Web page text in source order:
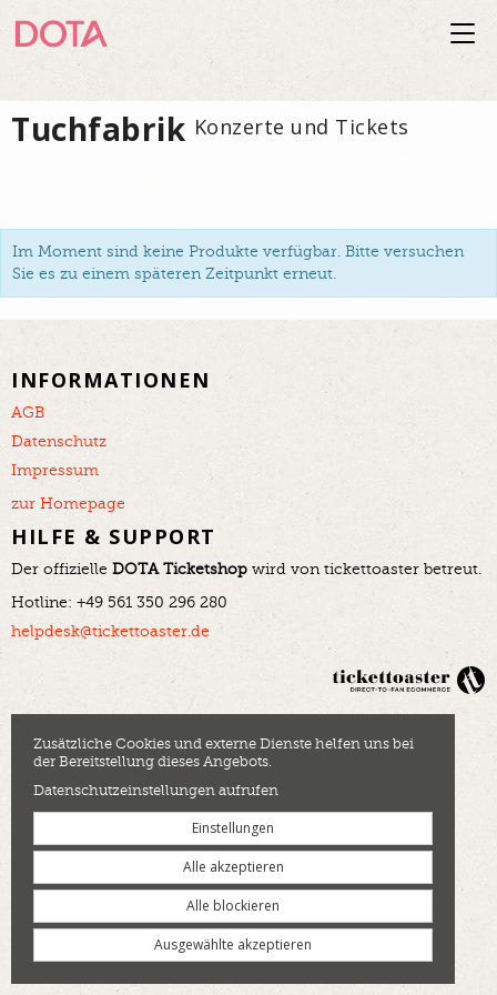
Tuchfabrik Konzerte und Tickets
Im Moment sind keine Produkte verfügbar. Bitte versuchen
Sie es zu einem späteren Zeitpunkt erneut.
INFORMATIONEN
AGB
Datenschutz
Impressum
zur Homepage
HILFE & SUPPORT
Der offizielle DOTA Ticketshop wird von tickettoaster betreut.
Hotline: +49 561 350 296 280
helpdesk@tickettoaster.de
Zusätzliche Cookies und externe Dienste helfen uns bei
der Bereitstellung dieses Angebots.
Datenschutzeinstellungen aufrufen
Einstellungen
Alle akzeptieren
Alle blockieren
Ausgewählte akzeptieren